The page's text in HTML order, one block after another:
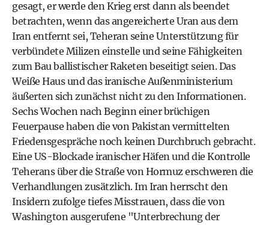
gesagt, er werde den Krieg erst dann als beendet
betrachten, wenn das angereicherte Uran aus dem
Iran entfernt sei, Teheran seine Unterstützung für
verbündete Milizen einstelle und seine Fähigkeiten
zum Bau ballistischer Raketen beseitigt seien. Das
Weiße Haus und das iranische Außenministerium
äußerten sich zunächst nicht zu den Informationen.
Sechs Wochen nach Beginn einer brüchigen
Feuerpause haben die von Pakistan vermittelten
Friedensgespräche noch keinen Durchbruch gebracht.
Eine US-Blockade iranischer Häfen und die Kontrolle
Teherans über die Straße von Hormuz erschweren die
Verhandlungen zusätzlich. Im Iran herrscht den
Insidern zufolge tiefes Misstrauen, dass die von
Washington ausgerufene "Unterbrechung der